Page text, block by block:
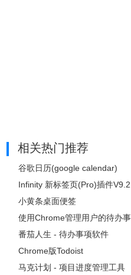
Taskade for Chrome
相关热门推荐
谷歌日历(google calendar)
Infinity 新标签页(Pro)插件
小黄条桌面便签
使用Chrome管理用户的待办事
番茄人生 - 待办事项软件
Chrome版Todoist
马克计划 - 项目进度管理工具